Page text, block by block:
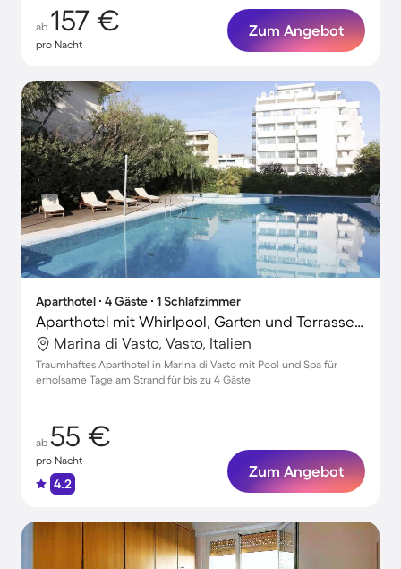
ab 157 €
pro Nacht
Zum Angebot
Aparthotel ∙ 4 Gäste ∙ 1 Schlafzimmer
Aparthotel mit Whirlpool, Garten und Terrasse | Gartenblick
Marina di Vasto, Vasto, Italien
Traumhaftes Aparthotel in Marina di Vasto mit Pool und Spa für
erholsame Tage am Strand für bis zu 4 Gäste
ab 55 €
pro Nacht
4.2
Zum Angebot